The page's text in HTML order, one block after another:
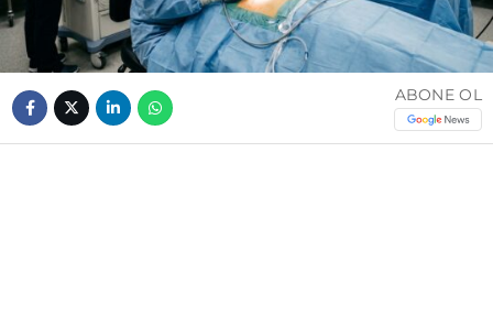
ABONE OL